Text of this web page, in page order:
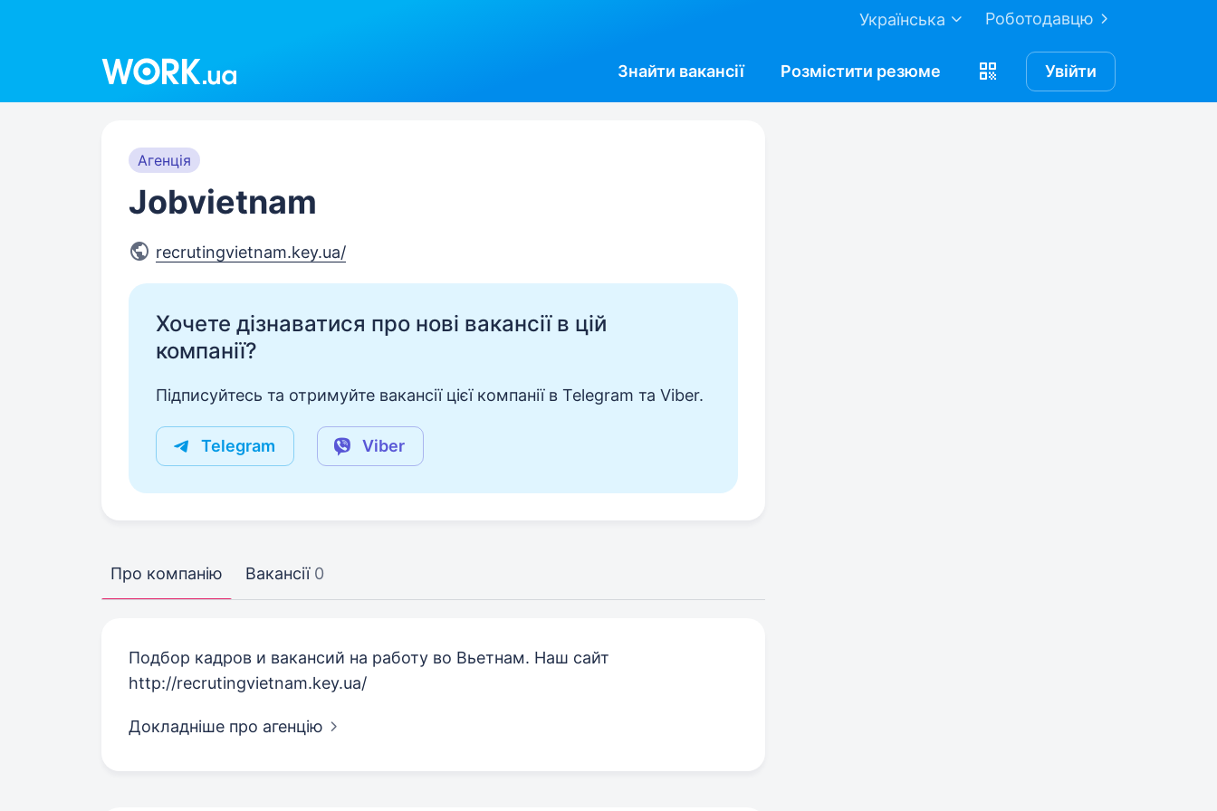
Роботодавцю
Українська
Знайти вакансії Розмістити резюме Увійти
Агенція
Jobvietnam
recrutingvietnam.key.ua/
Хочете дізнаватися про нові вакансії в цій
компанії?
Підписуйтесь та отримуйте вакансії цієї компанії в Telegram та Viber.
Telegram Viber
Про компанію Вакансії 0
Подбор кадров и вакансий на работу во Вьетнам. Наш сайт
http://recrutingvietnam.key.ua/
Докладніше про агенцію